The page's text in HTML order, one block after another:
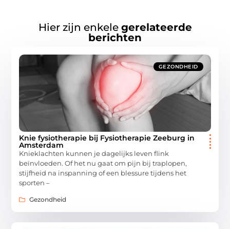
Hier zijn enkele gerelateerde
berichten
GEZONDHEID
Knie fysiotherapie bij Fysiotherapie Zeeburg in
Amsterdam
Knieklachten kunnen je dagelijks leven flink
beïnvloeden. Of het nu gaat om pijn bij traplopen,
stijfheid na inspanning of een blessure tijdens het
sporten –
Gezondheid